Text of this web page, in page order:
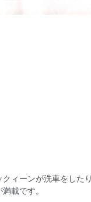
ィーンが洗車をした
載です。